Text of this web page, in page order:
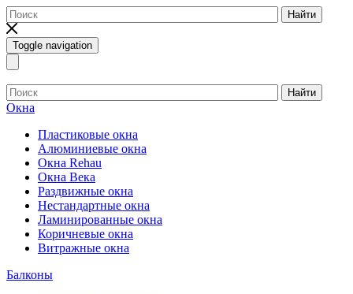
Найти
Toggle navigation
Найти
Окна
Пластиковые окна
Алюминиевые окна
Окна Rehau
Окна Века
Раздвижные окна
Нестандартные окна
Ламинированные окна
Коричневые окна
Витражные окна
Балконы